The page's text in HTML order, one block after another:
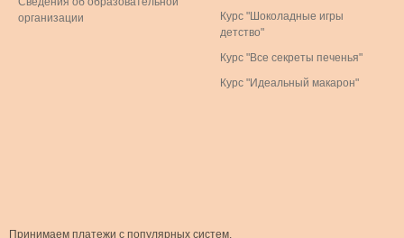
организации
Курс "Шоколадные игры
детство"
Курс "Все секреты печенья"
Курс "Идеальный макарон"
Принимаем платежи с популярных систем.